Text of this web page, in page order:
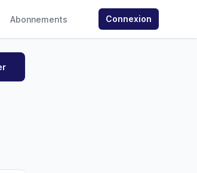
Abonnements Connexion